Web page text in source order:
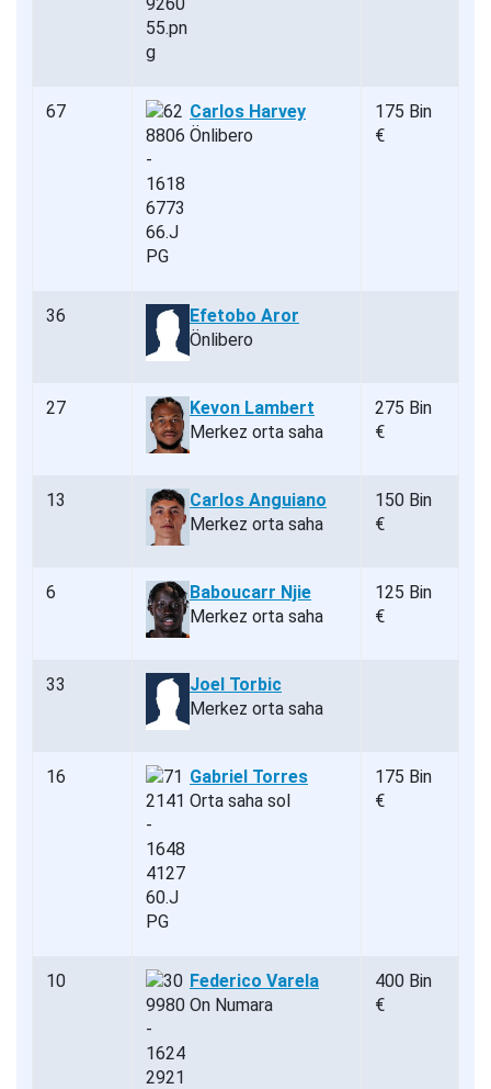
67
Carlos Harvey
Önlibero
175 Bin
€
36
Efetobo Aror
Önlibero
27
Kevon Lambert
Merkez orta saha
275 Bin
€
13
Carlos Anguiano
Merkez orta saha
150 Bin
€
6
Baboucarr Njie
Merkez orta saha
125 Bin
€
33
Joel Torbic
Merkez orta saha
16
Gabriel Torres
Orta saha sol
175 Bin
€
10
Federico Varela
On Numara
400 Bin
€